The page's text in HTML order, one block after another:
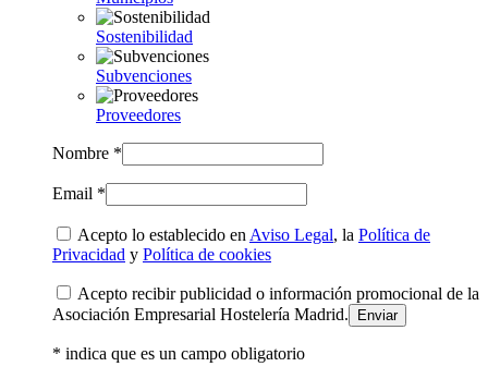
Sostenibilidad
Subvenciones
Proveedores
Nombre *
Email *
Acepto lo establecido en Aviso Legal, la Política de
Privacidad y Política de cookies
Acepto recibir publicidad o información promocional de la
Asociación Empresarial Hostelería Madrid.
* indica que es un campo obligatorio